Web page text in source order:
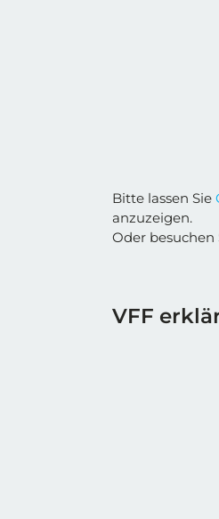
Bitte lassen Sie
anzuzeigen.
Oder besuchen
VFF